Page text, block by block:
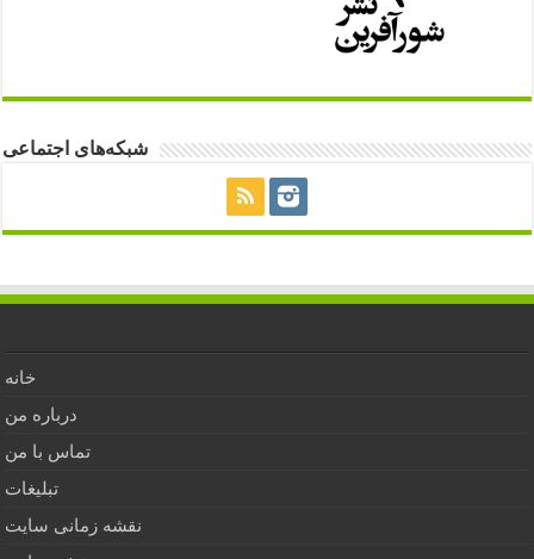
شبکه‌های اجتماعی
خانه
درباره من
تماس با من
تبلیغات
نقشه زمانی سایت